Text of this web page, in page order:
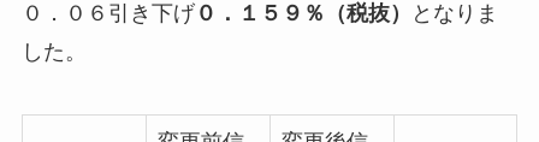
０．０６引き下げ０．１５９％（税抜）
となりま
した。